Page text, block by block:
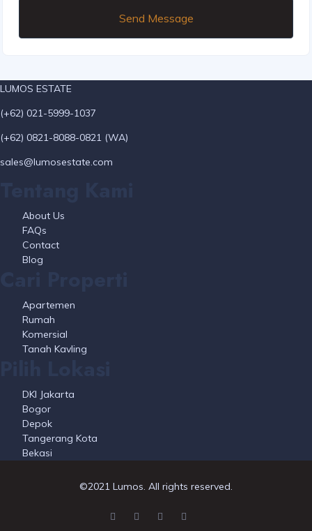
Send Message
LUMOS ESTATE
(+62) 021-5999-1037
(+62) 0821-8088-0821 (WA)
sales@lumosestate.com
About Us
FAQs
Contact
Blog
Apartemen
Rumah
Komersial
Tanah Kavling
DKI Jakarta
Bogor
Depok
Tangerang Kota
Bekasi
©2021 Lumos. All rights reserved.